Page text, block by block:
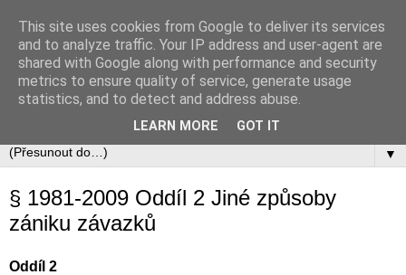
Občanský zákoník
Zákon č. 89/2012 Sb., občanský zákoník v úplném aktuálním
znění včetně automaticky zapracovávaných změn.
▼
§ 1981-2009 Oddíl 2 Jiné způsoby
zániku závazků
Oddíl 2
This site uses cookies from Google to deliver its services
and to analyze traffic. Your IP address and user-agent are
shared with Google along with performance and security
metrics to ensure quality of service, generate usage
statistics, and to detect and address abuse.
LEARN MORE GOT IT